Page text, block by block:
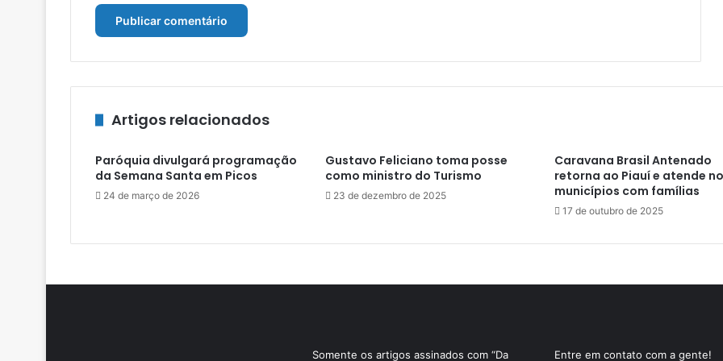
Artigos relacionados
Paróquia divulgará programação
da Semana Santa em Picos
24 de março de 2026
Gustavo Feliciano toma posse
como ministro do Turismo
23 de dezembro de 2025
Caravana Brasil Antenado
retorna ao Piauí e atende
municípios com famílias
17 de outubro de 2025
Somente os artigos assinados com “Da Entre em contato com a gente!